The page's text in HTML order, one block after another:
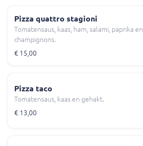
Pizza quattro stagioni
Tomatensaus, kaas, ham, salami, paprika en
champignons.
€ 15,00
Pizza taco
Tomatensaus, kaas en gehakt.
€ 13,00